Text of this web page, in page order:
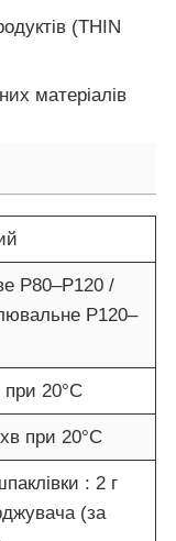
(THIN
матеріалів
P80–P120 /
P120–
при 20°C
при 20°C
: 2 г
(за